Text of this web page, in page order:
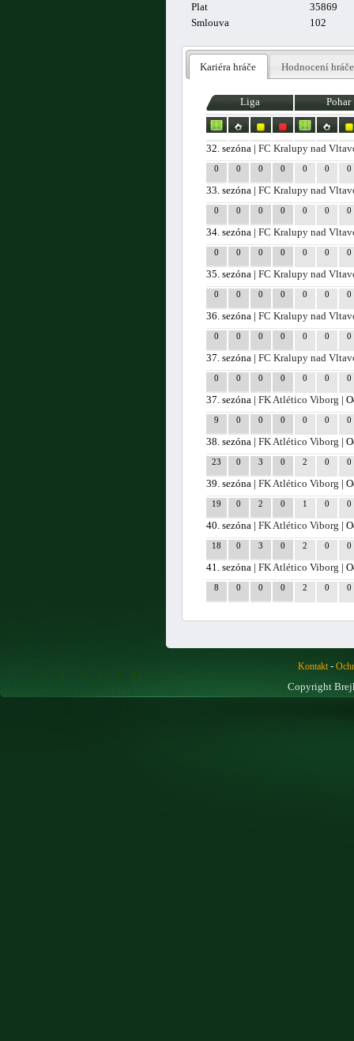
Plat
35869
Smlouva
102
Kariéra hráče Hodnocení hráče
Liga Pohar
32. sezóna |FC Kralupy nad
0 0 0 0 0 0 0
33. sezóna |FC Kralupy nad
0 0 0 0 0 0 0
34. sezóna |FC Kralupy nad
0 0 0 0 0 0 0
35. sezóna |FC Kralupy nad
0 0 0 0 0 0 0
36. sezóna |FC Kralupy nad
0 0 0 0 0 0 0
37. sezóna |FC Kralupy nad
0 0 0 0 0 0 0
37. sezóna |FK Atlético Viborg |
9 0 0 0 0 0 0
38. sezóna |FK Atlético Viborg |
23 0 3 0 2 0 0
39. sezóna |FK Atlético Viborg |
19 0 2 0 1 0 0
40. sezóna |FK Atlético Viborg |
18 0 3 0 2 0 0
41. sezóna |FK Atlético Viborg |
8 0 0 0 2 0 0
Kontakt-
Copyright